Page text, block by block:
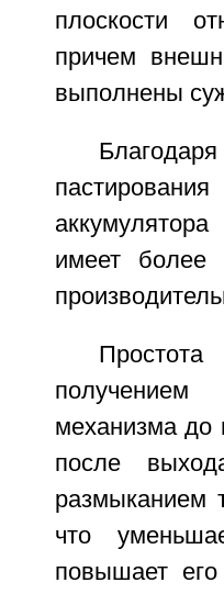
плоскости
причем
выполнены
имеет
Простота
механизма до
после
размыканием
что
повышает